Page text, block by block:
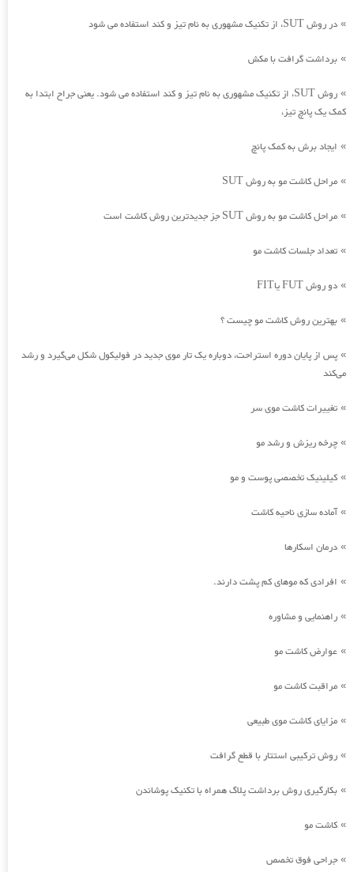
» در روش SUT، از تکنیک مشهوری به نام تیز و کند استفاده می شود
» برداشت گرافت با مکش
»
روش SUT، از تکنیک مشهوری به نام تیز و کند استفاده می شود. یعنی جراح ابتدا به
کمک یک پانچ تیز،
» ایجاد برش به کمک پانچ
» مراحل کاشت مو به روش SUT
» مراحل کاشت مو به روش SUT جز جدیدترین روش کاشت است
» تعداد جلسات کاشت مو
» دو روش FUT یاFIT
» بهترین روش کاشت مو چیست ؟
» پس از پایان دوره استراحت، دوباره یک تار موی جدید در فولیکول شکل می‌گیرد و رشد
می‌کند
» تغییرات کاشت موی سر
» چرخه ریزش و رشد مو
» کیلینیک تخصصی پوست و مو
»آماده سازی ناحیه کاشت
» درمان اسکارها
» افرادی که موهای کم پشت دارند.
» راهنمایی و مشاوره
» عوارض کاشت مو
» مراقبت کاشت مو
» مزایای کاشت موی طبیعی
» روش ترکیبی استتار با قطع گرافت
» بکارگیری روش برداشت پلاگ همراه با تکنیک پوشاندن
» کاشت مو
» جراحی فوق تخصص